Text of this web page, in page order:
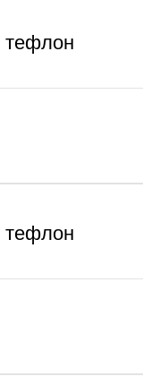
тефлон
тефлон